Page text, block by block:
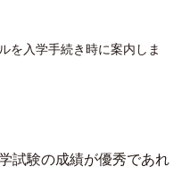
入学手続き時に案内しま
試験の成績が優秀であれ